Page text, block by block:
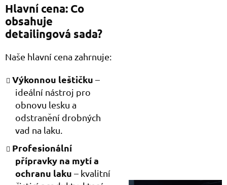
Hlavní cena: Co
obsahuje
detailingová sada?
Naše hlavní cena zahrnuje:
Výkonnou leštičku –
ideální nástroj pro
obnovu lesku a
odstranění drobných
vad na laku.
Profesionální
přípravky na mytí a
ochranu laku – kvalitní